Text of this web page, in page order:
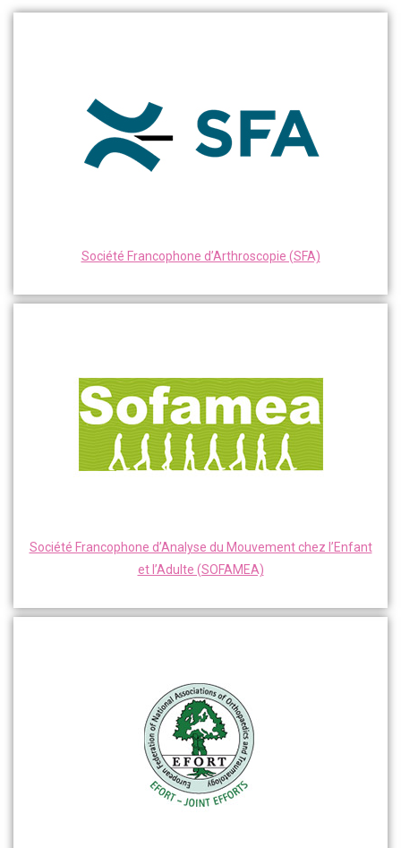
Société Francophone d’Arthroscopie (SFA)
Société Francophone d’Analyse du Mouvement chez l’Enfant
et l’Adulte (SOFAMEA)